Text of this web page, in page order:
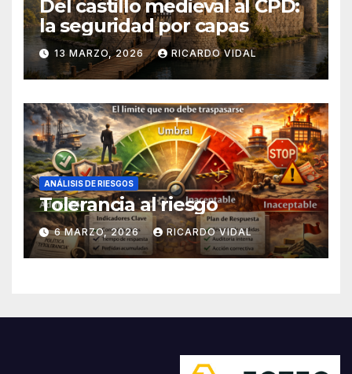
Del castillo medieval al CPD:
la seguridad por capas
13 MARZO, 2026 RICARDO VIDAL
ANÁLISIS DE RIESGOS
Tolerancia al riesgo
6 MARZO, 2026 RICARDO VIDAL